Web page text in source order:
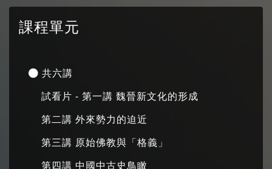
課程單元
共六講
試看片 - 第一講 魏晉新文化的形成
第二講 外來勢力的迫近
第三講 原始佛教與「格義」
第四講 中國中古史鳥瞰